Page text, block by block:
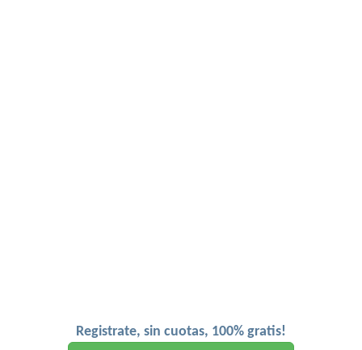
Registrate, sin cuotas, 100% gratis!